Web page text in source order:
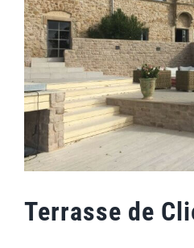
Terrasse de